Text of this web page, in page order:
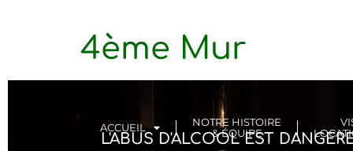
ACCUEIL
NOTRE HISTOIRE
& ÉQUIPE
4ème Mur
L'ABUS D'ALCOOL EST